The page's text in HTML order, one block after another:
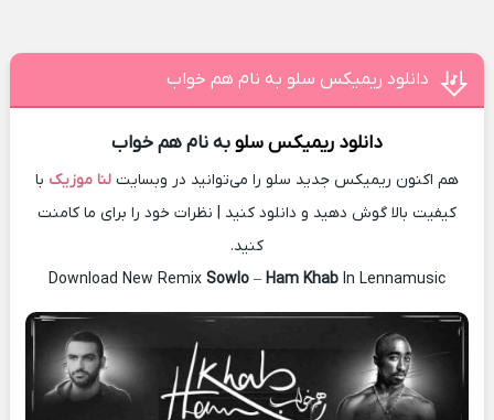
دانلود ریمیکس سلو به نام هم خواب
دانلود ریمیکسسلوبه نام هم خواب
هم اکنون ریمیکس جدید سلو را می‌توانید در وبسایت لنا موزیک با
کیفیت بالا گوش دهید و دانلود کنید | نظرات خود را برای ما کامنت
کنید.
Download New Remix Sowlo – Ham Khab In Lennamusic